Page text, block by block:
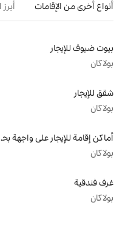
أبرز المعالم القريبة
شقق مخدومة للإيجار
بولاكان
بيوت تاون هاوس للإيجار
بولاكان
أماكن إقامة للإيجار على واجهة بحرية
بولاكان
عرض المزيد